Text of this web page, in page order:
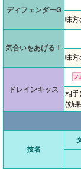
ディフェンダーG
味方
気合いをあげる！
味方
ドレインキッス
フ
相手
(効
技名